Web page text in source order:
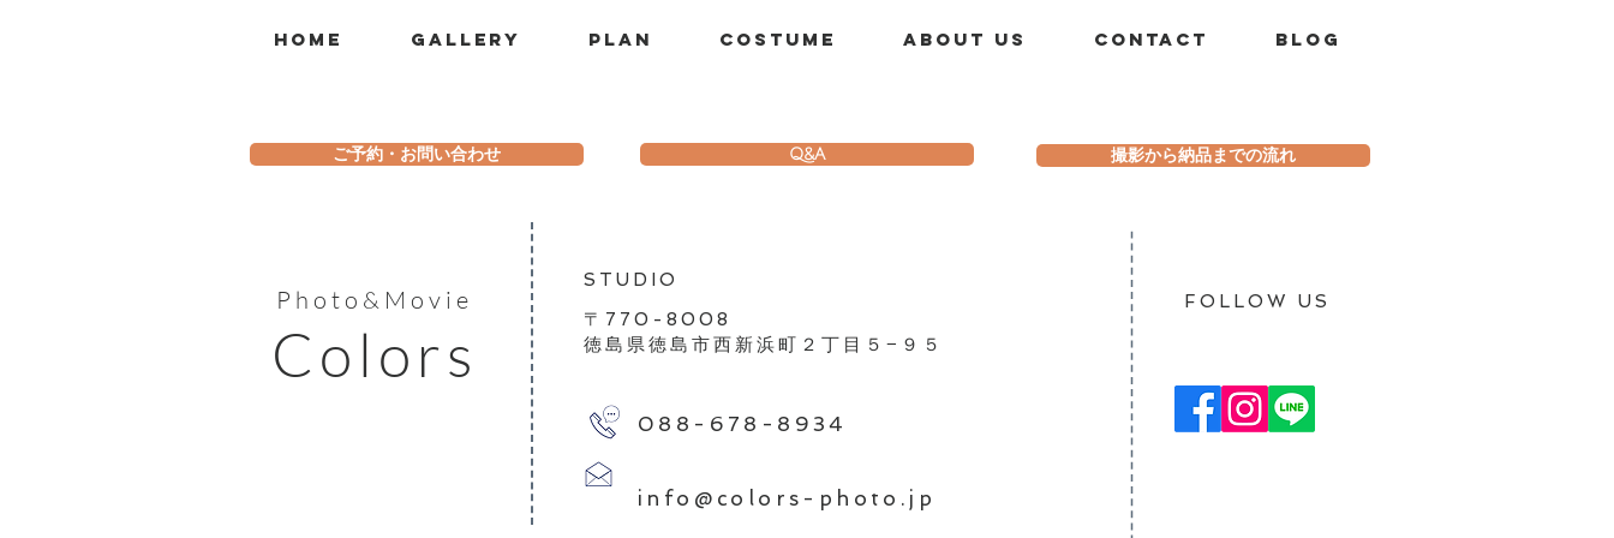
｜Photo&Movie Colors
Home Gallery PLAN costume About us Contact Blog
ご予約・お問い合わせ Q&A 撮影から納品までの流れ
​STUDIO
〒770-8008
徳島県徳島市西新浜町２丁目５−９５
Photo&Movie
Colors
088-678-8934
​FOLLOW US
info@colors-photo.jp